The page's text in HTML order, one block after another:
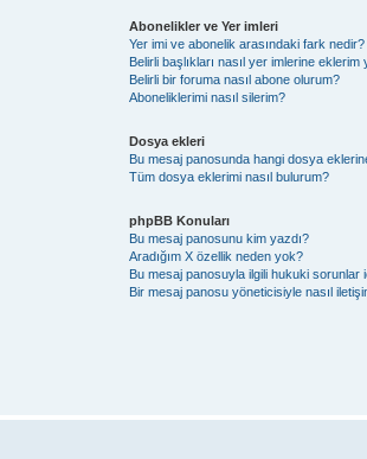
Abonelikler ve Yer imleri
Yer imi ve abonelik arasındaki fark nedir?
Belirli başlıkları nasıl yer imlerine
Belirli bir foruma nasıl abone olurum?
Aboneliklerimi nasıl silerim?
Dosya ekleri
Bu mesaj panosunda hangi dosya
Tüm dosya eklerimi nasıl bulurum?
phpBB Konuları
Bu mesaj panosunu kim yazdı?
Aradığım X özellik neden yok?
Bu mesaj panosuyla ilgili hukuki
Bir mesaj panosu yöneticisiyle nasıl